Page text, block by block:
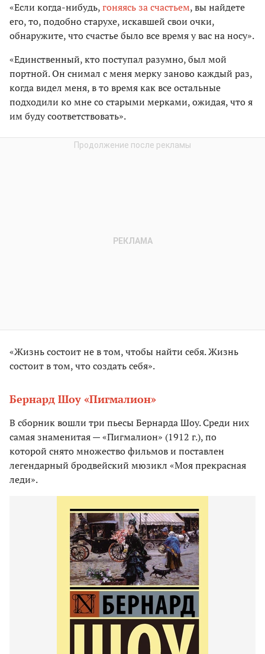
«Если когда-нибудь,гоняясь за счастьем, вы найдете
его, то, подобно старухе, искавшей свои очки,
обнаружите, что счастье было все время у вас на носу».
«Единственный, кто поступал разумно, был мой
портной. Он снимал с меня мерку заново каждый раз,
когда видел меня, в то время как все остальные
подходили ко мне со старыми мерками, ожидая, что я
им буду соответствовать».
«Жизнь состоит не в том, чтобы найти себя. Жизнь
состоит в том, что создать себя».
Бернард Шоу «Пигмалион»
В сборник вошли три пьесы Бернарда Шоу. Среди них
самая знаменитая — «Пигмалион» (1912 г.), по
которой снято множество фильмов и поставлен
легендарный бродвейский мюзикл «Моя прекрасная
леди».